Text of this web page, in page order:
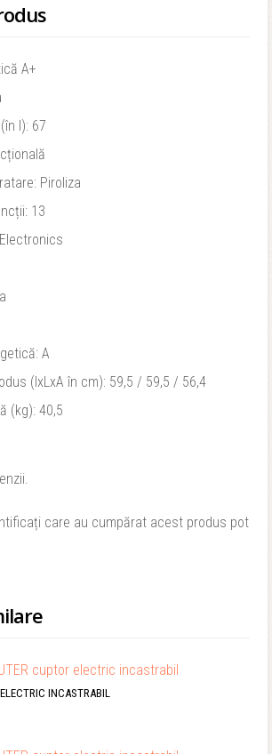
A+
l): 67
Piroliza
13
A
(IxLxA în cm): 59,5 / 59,5 / 56,4
(kg): 40,5
care au cumpărat acest produs pot
INCASTRABIL